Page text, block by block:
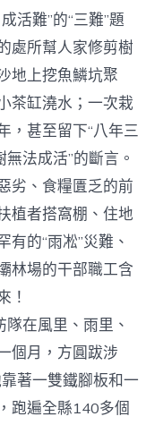
難”的“三難”題
處所幫人家修剪樹
地上挖魚鱗坑聚
茶缸澆水；一次栽
，甚至留下“八年三
法成活”的斷言。
、食糧匱乏的前
植者搭窩棚、住地
的“雨凇”災難、
林場的干部職工含
！
在風里、雨里、
個月，方圓跋涉
著一雙鐵腳板和一
跑遍全縣140多個